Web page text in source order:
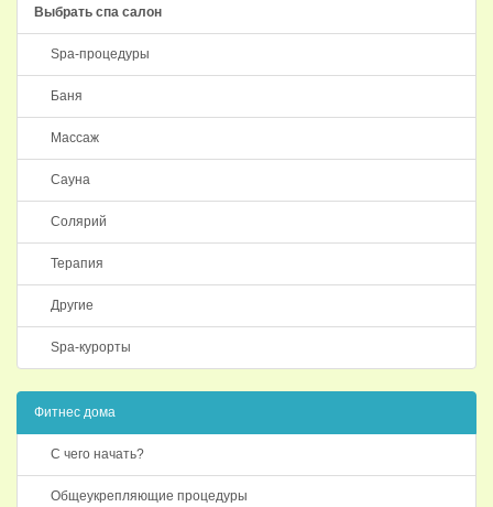
Выбрать спа салон
Spa-процедуры
Баня
Массаж
Сауна
Солярий
Терапия
Другие
Spa-курорты
Фитнес дома
С чего начать?
Общеукрепляющие процедуры